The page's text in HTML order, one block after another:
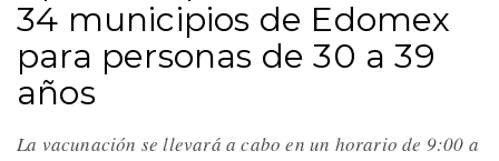
34 municipios de Edomex
para personas de 30 a 39
años
La vacunación se llevará a cabo en un horario de 9:00 a